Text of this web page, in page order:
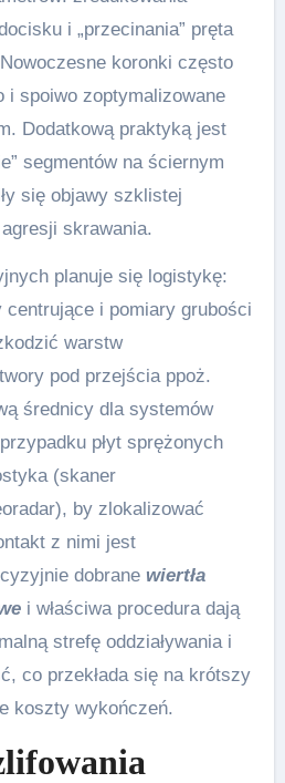
i „przecinania” pręta
koronki często
i spoiwo zoptymalizowane
Dodatkową praktyką jest
segmentów na ściernym
się objawy szklistej
skrawania.
planuje się logistykę:
centrujące i pomiary grubości
warstw
pod przejścia ppoż.
średnicy dla systemów
płyt sprężonych
(skaner
by zlokalizować
z nimi jest
dobrane wiertła
i właściwa procedura dają
strefę oddziaływania i
co przekłada się na krótszy
koszty wykończeń.